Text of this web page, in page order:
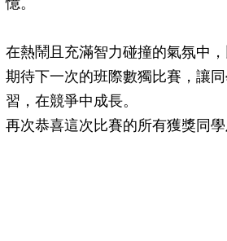
憶。
在熱鬧且充滿智力碰撞的氣氛中
期待下一次的班際數獨比賽，讓
習，在競爭中成長。
再次恭喜這次比賽的所有獲獎同學